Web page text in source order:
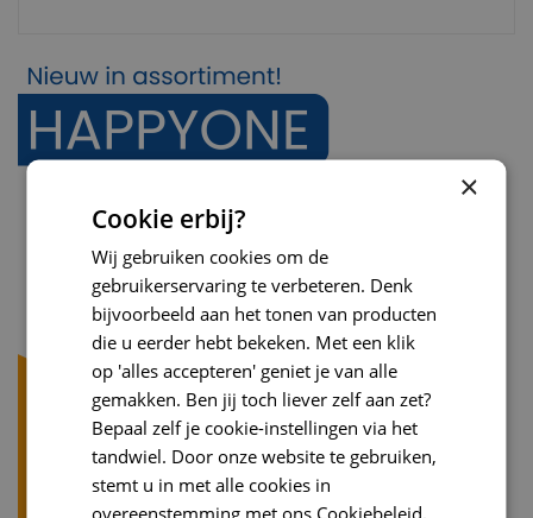
×
Cookie erbij?
Wij gebruiken cookies om de
gebruikerservaring te verbeteren. Denk
bijvoorbeeld aan het tonen van producten
die u eerder hebt bekeken. Met een klik
op 'alles accepteren' geniet je van alle
gemakken. Ben jij toch liever zelf aan zet?
Bepaal zelf je cookie-instellingen via het
tandwiel. Door onze website te gebruiken,
stemt u in met alle cookies in
overeenstemming met ons Cookiebeleid.